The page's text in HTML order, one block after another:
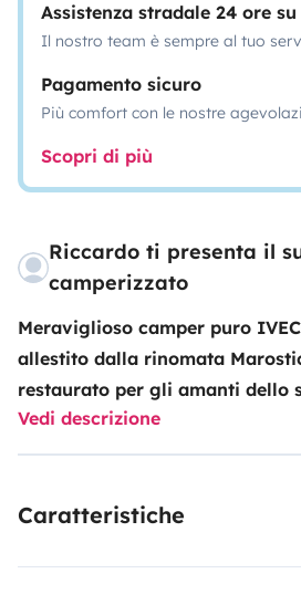
Assistenza stradale 24 ore
Il nostro team è sempre al tuo
Pagamento sicuro
Più comfort con le nostre
Scopri di più
Riccardo ti presenta il
camperizzato
Meraviglioso camper puro
allestito dalla rinomata
restaurato per gli amanti dello
allestimenti in legno e la solidità
maneggevolezza dei furgoni di
avventure.Dotato di tutto
Vedi descrizione
Caratteristiche